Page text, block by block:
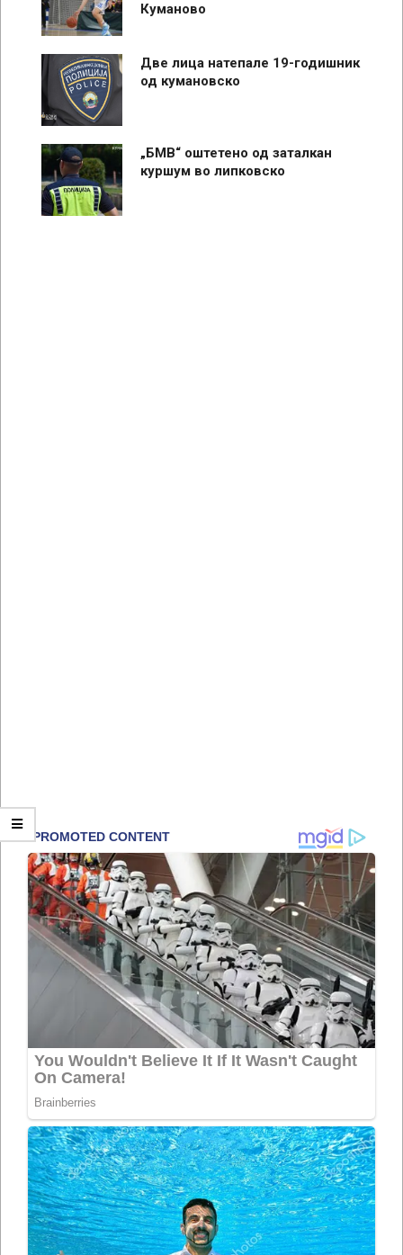
Куманово
Две лица натепале 19-годишник
од кумановско
„БМВ“ оштетено од заталкан
куршум во липковско